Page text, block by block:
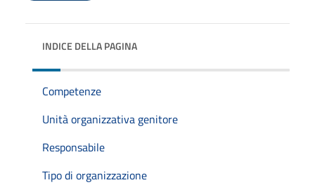
INDICE DELLA PAGINA
Competenze
Unità organizzativa genitore
Responsabile
Tipo di organizzazione